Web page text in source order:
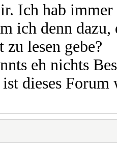
Ich hab
ich denn dazu,
lesen gebe?
eh nichts
dieses Forum